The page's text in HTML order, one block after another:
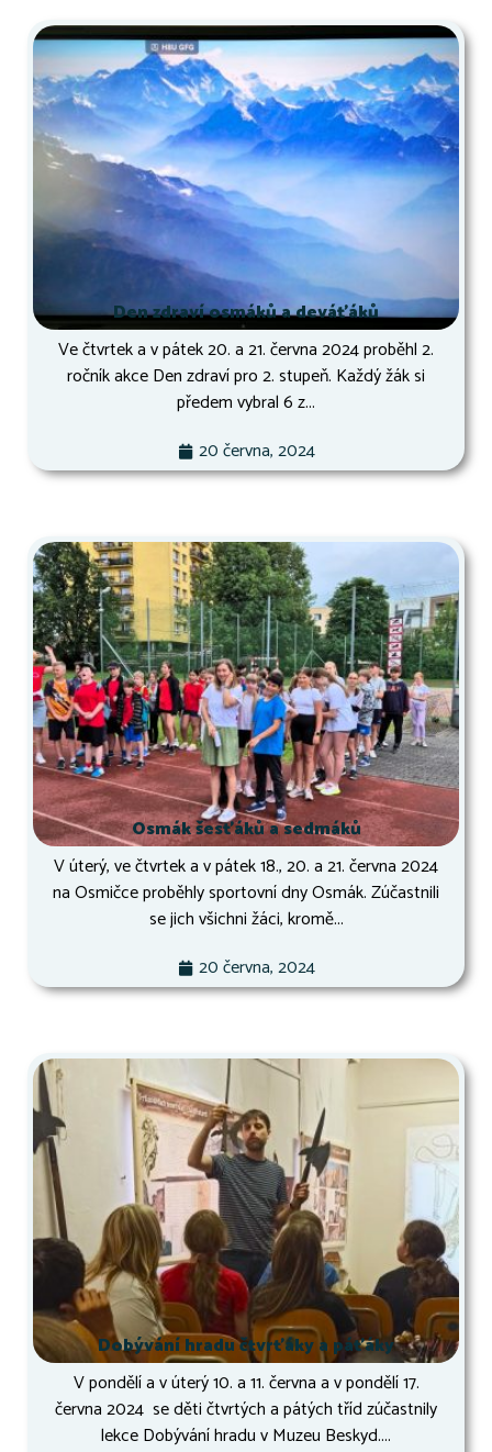
Den zdraví osmáků a deváťáků
Ve čtvrtek a v pátek 20. a 21. června 2024 proběhl 2.
ročník akce Den zdraví pro 2. stupeň. Každý žák si
předem vybral 6 z...
20 června, 2024
Osmák šesťáků a sedmáků
V úterý, ve čtvrtek a v pátek 18., 20. a 21. června 2024
na Osmičce proběhly sportovní dny Osmák. Zúčastnili
se jich všichni žáci, kromě...
20 června, 2024
Dobývání hradu čtvrťáky a páťáky
V pondělí a v úterý 10. a 11. června a v pondělí 17.
června 2024 se děti čtvrtých a pátých tříd zúčastnily
lekce Dobývání hradu v Muzeu Beskyd....